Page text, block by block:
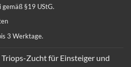
29,97 €.§19 UStG.
3 Werktage.
Triops-Zucht für Einsteiger und